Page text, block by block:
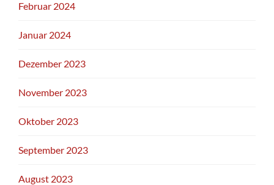
Februar 2024
Januar 2024
Dezember 2023
November 2023
Oktober 2023
September 2023
August 2023